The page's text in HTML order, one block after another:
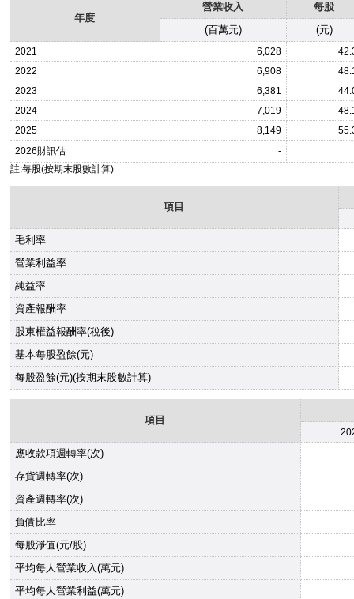
年度
營業收入
每股
(百萬元)
(元)
2021 6,028
2022
6,908
2023
6,381
2024
7,019
2025
8,149
2026財訊估
-
註:每股(按期末股數計算)
項目
毛利率
營業利益率
純益率
資產報酬率
股東權益報酬率(稅後)
基本每股盈餘(元)
每股盈餘(元)(按期末股數計算)
項目
應收款項週轉率(次)
存貨週轉率(次)
資產週轉率(次)
負債比率
每股淨值(元/股)
平均每人營業收入(萬元)
平均每人營業利益(萬元)